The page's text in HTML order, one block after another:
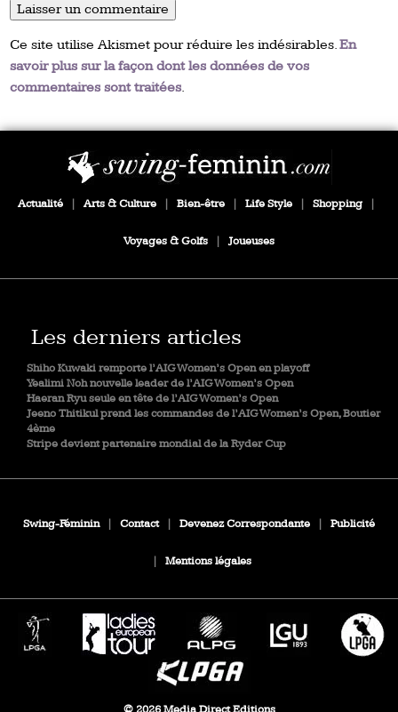
Ce site utilise Akismet pour réduire les indésirables.En
savoir plus sur la façon dont les données de vos
commentaires sont traitées.
Actualité Arts & Culture Bien-être Life Style Shopping
Voyages & Golfs Joueuses
Les derniers articles
Shiho Kuwaki remporte l’AIG Women’s Open en playoff
Yealimi Noh nouvelle leader de l’AIG Women’s Open
Haeran Ryu seule en tête de l’AIG Women’s Open
Jeeno Thitikul prend les commandes de l’AIG Women’s Open, Boutier
4ème
Stripe devient partenaire mondial de la Ryder Cup
Swing-Féminin Contact Devenez Correspondante Publicité
Mentions légales